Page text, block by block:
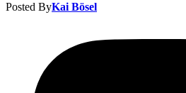
Posted ByKai Bösel